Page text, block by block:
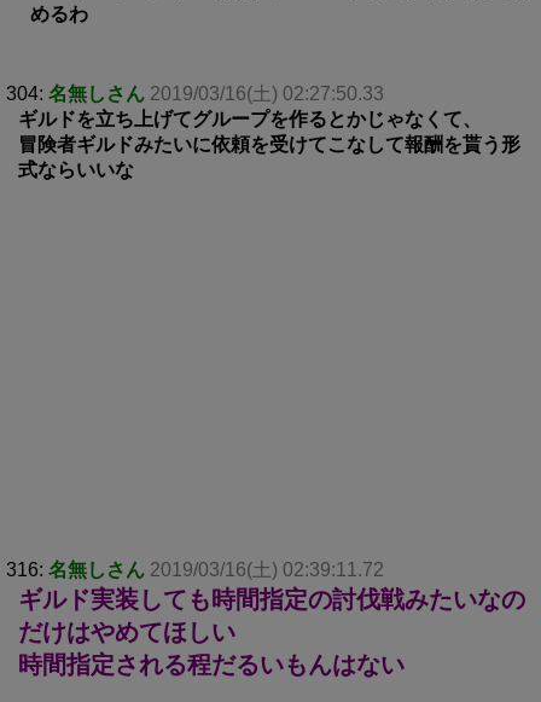
めるわ
304: 名無しさん 2019/03/16(土) 02:27:50.33
ギルドを立ち上げてグループを作るとかじゃなくて、
冒険者ギルドみたいに依頼を受けてこなして報酬を貰う形
式ならいいな
316: 名無しさん 2019/03/16(土) 02:39:11.72
ギルド実装しても時間指定の討伐戦みたいなの
だけはやめてほしい
時間指定される程だるいもんはない